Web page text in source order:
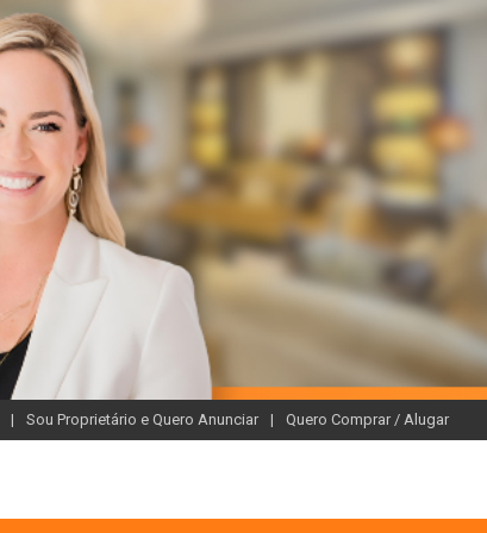
Sou Proprietário e Quero Anunciar Quero Comprar / Alugar